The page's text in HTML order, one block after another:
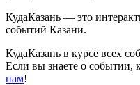
КудаКазань — это
событий Казани.
КудаКазань в курсе всех
Если вы знаете о событии,
нам!